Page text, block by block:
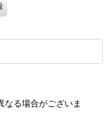
なる場合がございま